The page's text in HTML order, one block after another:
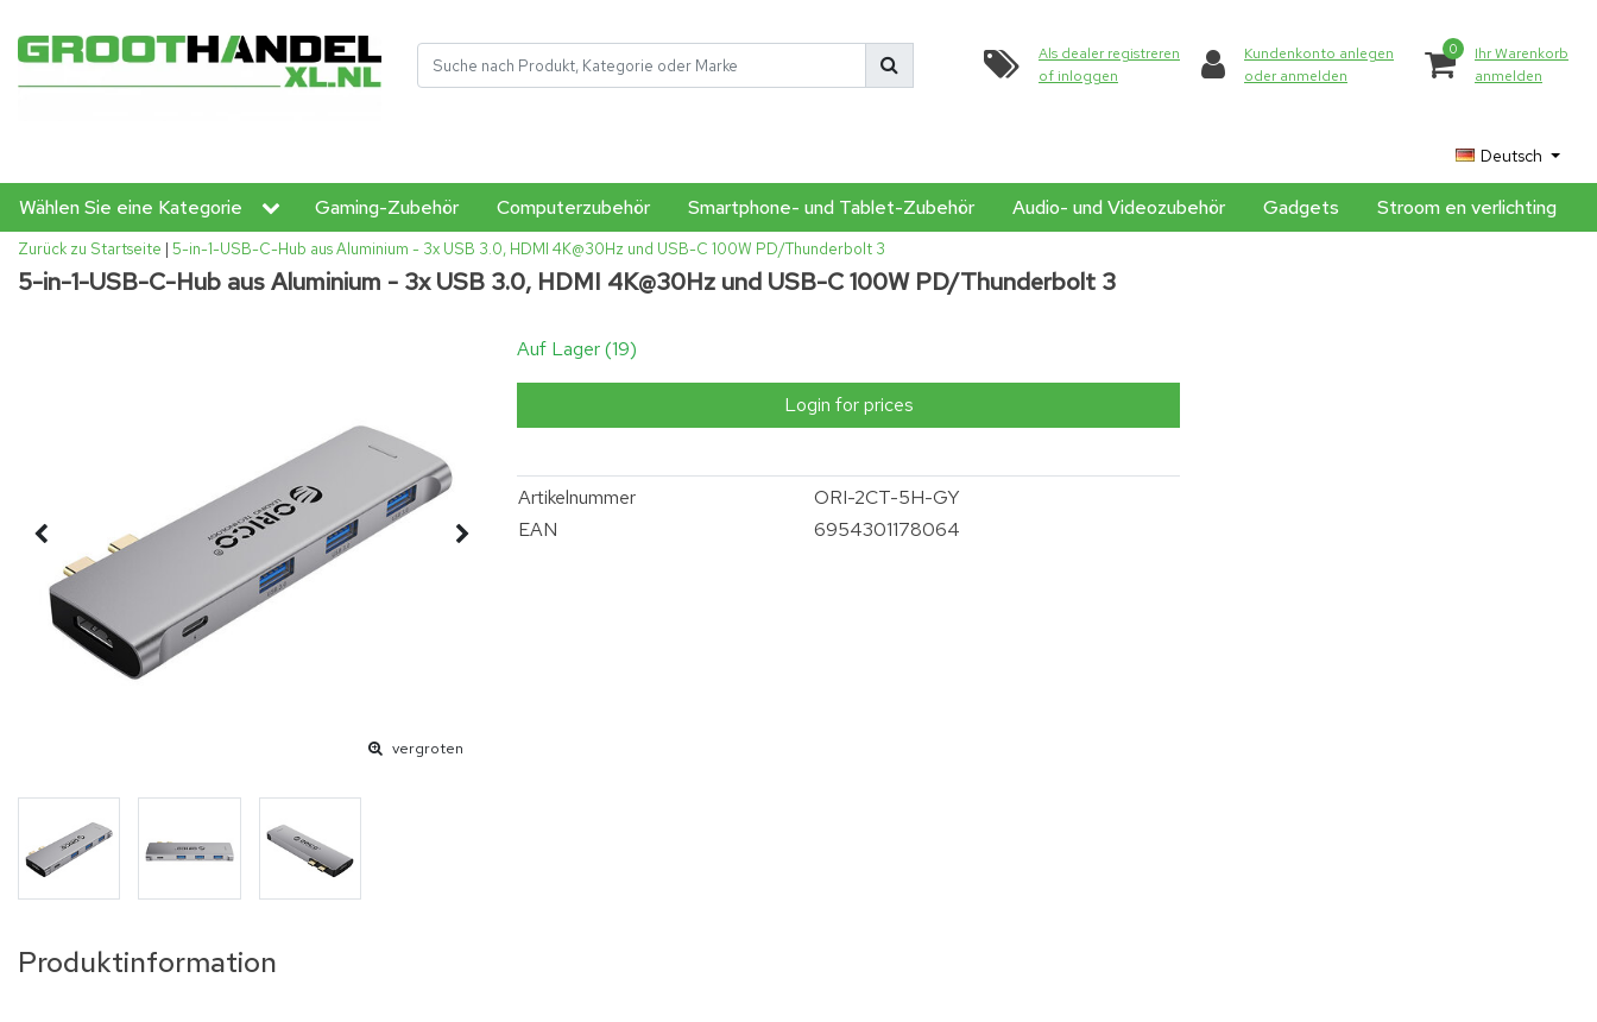
Als dealer registreren
of inloggen
Kundenkonto anlegen
oder anmelden
0
Ihr Warenkorb
anmelden
Deutsch
Wählen Sie eine Kategorie Gaming-Zubehör Computerzubehör Smartphone- und Tablet-Zubehör Audio- und Videozubehör Gadgets Stroom en verlichting
Zurück zu Startseite | 5-in-1-USB-C-Hub aus Aluminium - 3x USB 3.0, HDMI 4K@30Hz und USB-C 100W PD/Thunderbolt 3
5-in-1-USB-C-Hub aus Aluminium - 3x USB 3.0, HDMI 4K@30Hz und USB-C 100W PD/Thunderbolt 3
vergroten
Auf Lager (19)
Login for prices
Artikelnummer
ORI-2CT-5H-GY
EAN
6954301178064
Produktinformation